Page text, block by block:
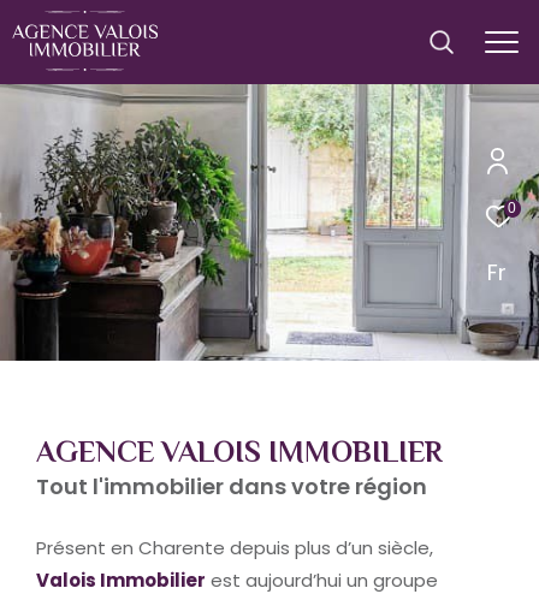
0
Fr
AGENCE VALOIS IMMOBILIER
Tout l'immobilier dans votre région
Présent en Charente depuis plus d’un siècle,
Valois Immobilier est aujourd’hui un groupe